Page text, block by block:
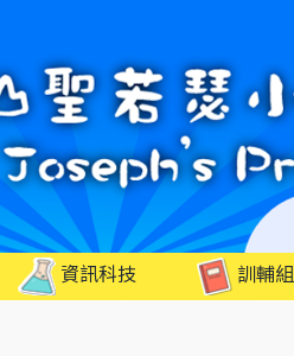
資訊科技 訓輔組